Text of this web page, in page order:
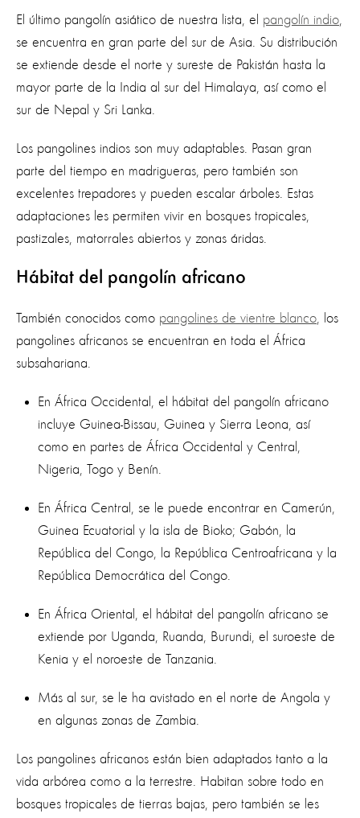
El último pangolín asiático de nuestra lista, el pangolín indio,
se encuentra en gran parte del sur de Asia. Su distribución
se extiende desde el norte y sureste de Pakistán hasta la
mayor parte de la India al sur del Himalaya, así como el
sur de Nepal y Sri Lanka.
Los pangolines indios son muy adaptables. Pasan gran
parte del tiempo en madrigueras, pero también son
excelentes trepadores y pueden escalar árboles. Estas
adaptaciones les permiten vivir en bosques tropicales,
pastizales, matorrales abiertos y zonas áridas.
Hábitat del pangolín africano
También conocidos como pangolines de vientre blanco, los
pangolines africanos se encuentran en toda el África
subsahariana.
En África Occidental, el hábitat del pangolín africano
incluye Guinea-Bissau, Guinea y Sierra Leona, así
como en partes de África Occidental y Central,
Nigeria, Togo y Benín.
En África Central, se le puede encontrar en Camerún,
Guinea Ecuatorial y la isla de Bioko; Gabón, la
República del Congo, la República Centroafricana y la
República Democrática del Congo.
En África Oriental, el hábitat del pangolín africano se
extiende por Uganda, Ruanda, Burundi, el suroeste de
Kenia y el noroeste de Tanzania.
Más al sur, se le ha avistado en el norte de Angola y
en algunas zonas de Zambia.
Los pangolines africanos están bien adaptados tanto a la
vida arbórea como a la terrestre. Habitan sobre todo en
bosques tropicales de tierras bajas, pero también se les